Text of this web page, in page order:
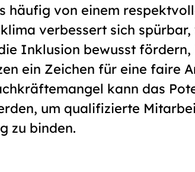
häufig von einem
verbessert sich
Inklusion bewusst fördern,
ein Zeichen für eine faire
kann das
um qualifizierte
zu binden.